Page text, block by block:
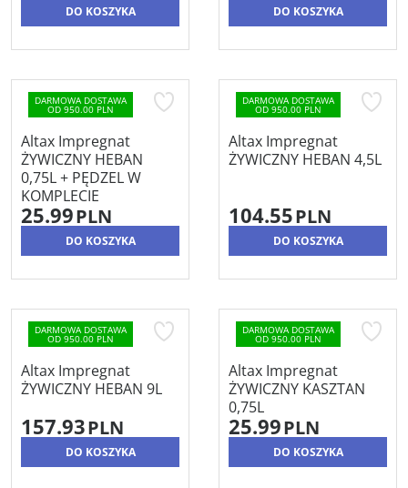
DO KOSZYKA DO KOSZYKA
DARMOWA DOSTAWA
OD 950.00 PLN
Altax Impregnat
ŻYWICZNY HEBAN
0,75L + PĘDZEL W
KOMPLECIE
25.99PLN
DO KOSZYKA
DARMOWA DOSTAWA
OD 950.00 PLN
Altax Impregnat
ŻYWICZNY HEBAN 4,5L
104.55PLN
DO KOSZYKA
DARMOWA DOSTAWA
OD 950.00 PLN
Altax Impregnat
ŻYWICZNY HEBAN 9L
157.93PLN
DO KOSZYKA
DARMOWA DOSTAWA
OD 950.00 PLN
Altax Impregnat
ŻYWICZNY KASZTAN
0,75L
25.99PLN
DO KOSZYKA